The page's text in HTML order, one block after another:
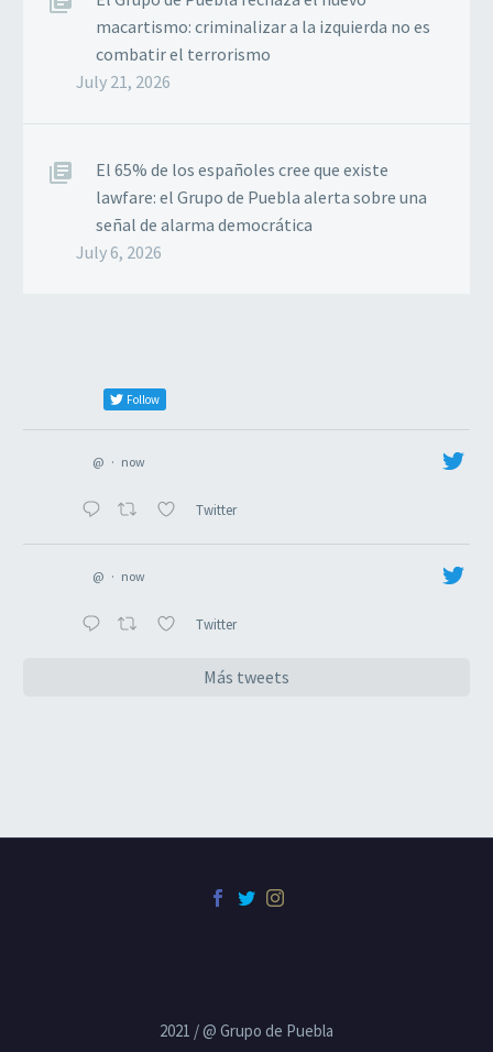
macartismo: criminalizar a la izquierda no es
combatir el terrorismo
July 21, 2026
El 65% de los españoles cree que existe
lawfare: el Grupo de Puebla alerta sobre una
señal de alarma democrática
July 6, 2026
Follow
@ · now
Twitter
@ · now
Twitter
Más tweets
2021 / @ Grupo de Puebla